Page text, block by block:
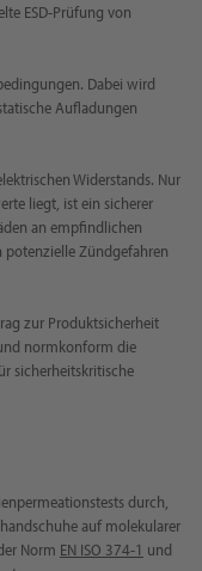
ESD-Prüfung von
Dabei wird
Aufladungen
Widerstands. Nur
liegt, ist ein sicherer
an empfindlichen
Zündgefahren
zur Produktsicherheit
normkonform die
sicherheitskritische
durch,
auf molekularer
Norm EN ISO 374-1 und